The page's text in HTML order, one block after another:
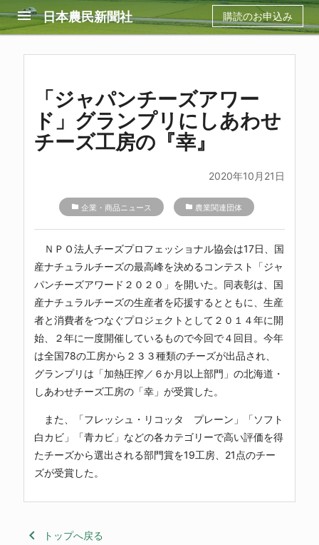
menu 日本農民新聞社 購読のお申込み
「ジャパンチーズアワー
ド」グランプリにしあわせ
チーズ工房の『幸』
2020年10月21日
folder 企業・商品ニュース folder 農業関連団体
ＮＰＯ法人チーズプロフェッショナル協会は17日、国
産ナチュラルチーズの最高峰を決めるコンテスト「ジャ
パンチーズアワード２０２０」を開いた。同表彰は、国
産ナチュラルチーズの生産者を応援するとともに、生産
者と消費者をつなぐプロジェクトとして２０１４年に開
始、２年に一度開催しているもので今回で４回目。今年
は全国78の工房から２３３種類のチーズが出品され、
グランプリは「加熱圧搾／６か月以上部門」の北海道・
しあわせチーズ工房の「幸」が受賞した。
また、「フレッシュ・リコッタ プレーン」「ソフト
白カビ」「青カビ」などの各カテゴリーで高い評価を得
たチーズから選出される部門賞を19工房、21点のチー
ズが受賞した。
keyboard_arrow_left トップへ戻る